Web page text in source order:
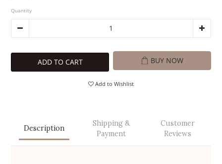
Quantity
ADD TO CART BUY NOW
Add to Wishlist
Description
Shipping &
Payment
Customer
Reviews